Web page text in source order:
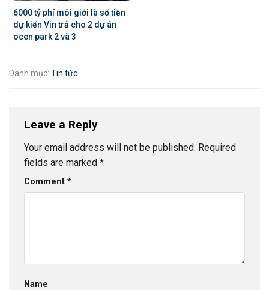
6000 tỷ phí môi giới là số tiền
dự kiến Vin trả cho 2 dự án
ocen park 2 và 3
Danh mục: Tin tức
Leave a Reply
Your email address will not be published. Required
fields are marked *
Comment *
Name